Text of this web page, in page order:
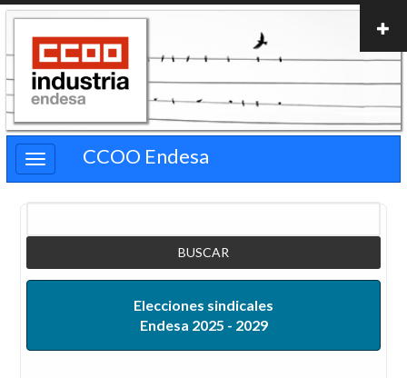
Pasar
contenido
principal
CCOO Endesa
Elecciones sindicales
Endesa 2025 - 2029